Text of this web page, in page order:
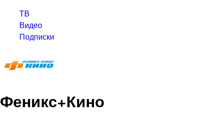
ТВ
Видео
Подписки
Феникс+Кино